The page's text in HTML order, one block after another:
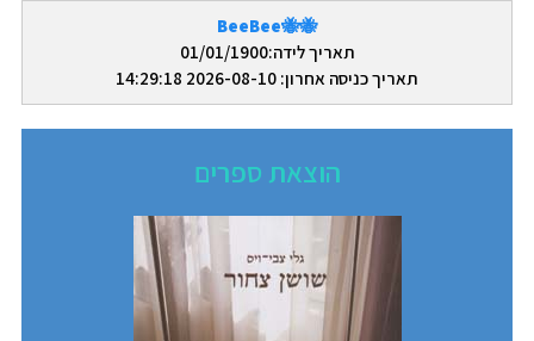
🐝🐝BeeBee
תאריך לידה:01/01/1900
תאריך כניסה אחרון: 2026-08-10 14:29:18
הוצאת ספרים